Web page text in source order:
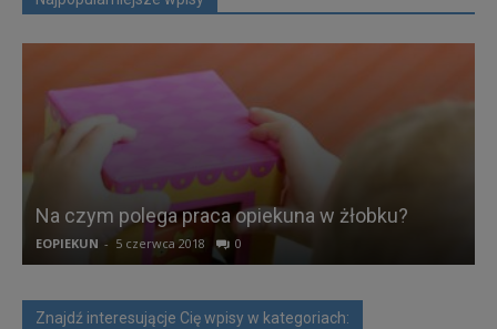
Na czym polega praca opiekuna w żłobku?
EOPIEKUN - 5 czerwca 2018 0
Znajdź interesującje Cię wpisy w kategoriach: